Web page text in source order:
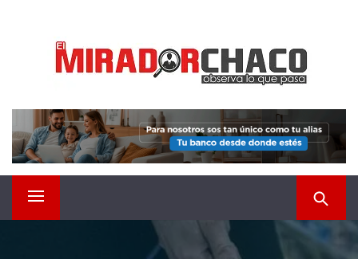
contenido
EL MIRADOR CHACO
Observá lo que pasa
Menú